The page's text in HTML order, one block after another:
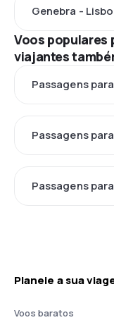
Genebra -
Voos populares
viajantes
Passagens
Passagens
Passagens
Planeie a sua
Voos baratos